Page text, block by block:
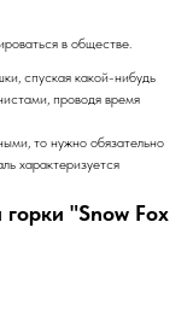
в обществе.
спуская какой-нибудь
проводя время
то нужно обязательно
характеризуется
"Snow Fox